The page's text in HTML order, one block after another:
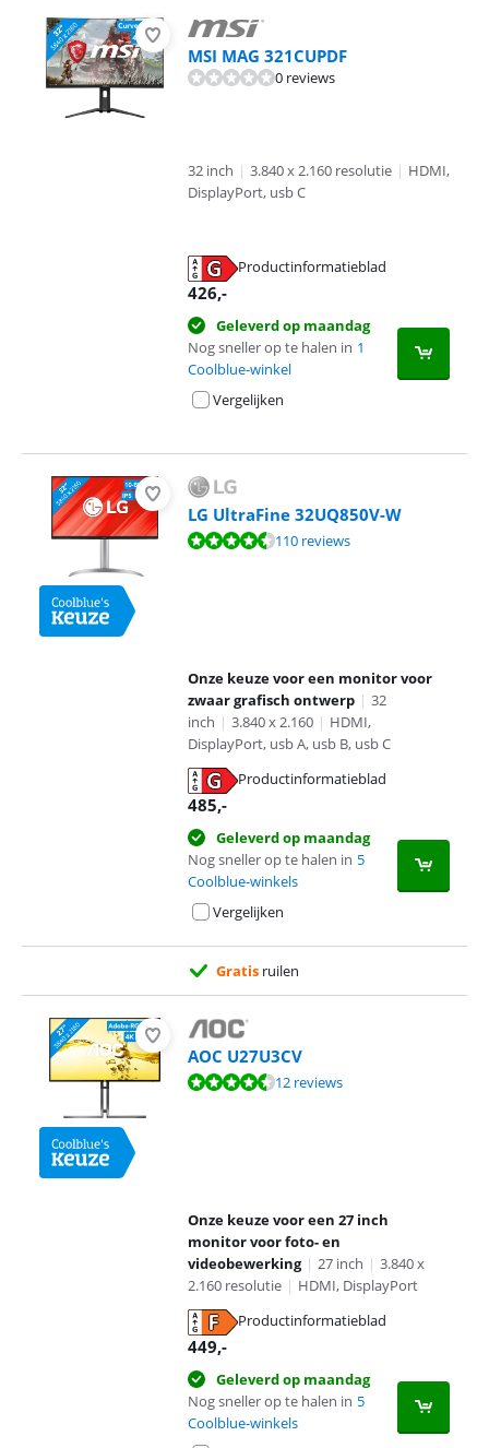
MSI MAG 321CUPDF
0 reviews
32 inch | 3.840 x 2.160 resolutie | HDMI,
DisplayPort, usb C
Productinformatieblad
426,-
Geleverd op maandag
Nog sneller op te halen in 1
Coolblue-winkel
Vergelijken
LG UltraFine 32UQ850V-W
Beoordeling is 9,1 van de 10, gebaseerd op 110 reviews.
110 reviews
Onze keuze voor een monitor voor
zwaar grafisch ontwerp | 32
inch | 3.840 x 2.160 | HDMI,
DisplayPort, usb A, usb B, usb C
Productinformatieblad
485,-
Geleverd op maandag
Nog sneller op te halen in 5
Coolblue-winkels
Vergelijken
Gratis ruilen
AOC U27U3CV
Beoordeling is 8,9 van de 10, gebaseerd op 12 reviews.
12 reviews
Onze keuze voor een 27 inch
monitor voor foto- en
videobewerking | 27 inch | 3.840 x
2.160 resolutie | HDMI, DisplayPort
Productinformatieblad
449,-
Geleverd op maandag
Nog sneller op te halen in 5
Coolblue-winkels